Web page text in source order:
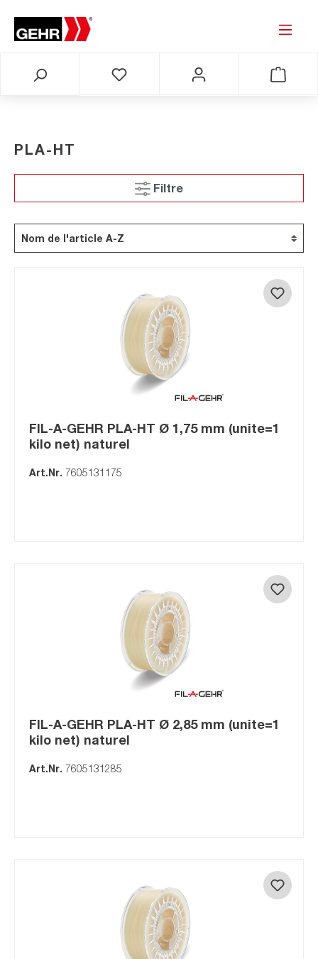
PLA-HT
Filtre
FIL-A-GEHR PLA-HT Ø 1,75 mm (unite=1
kilo net) naturel
Art.Nr. 7605131175
FIL-A-GEHR PLA-HT Ø 2,85 mm (unite=1
kilo net) naturel
Art.Nr. 7605131285